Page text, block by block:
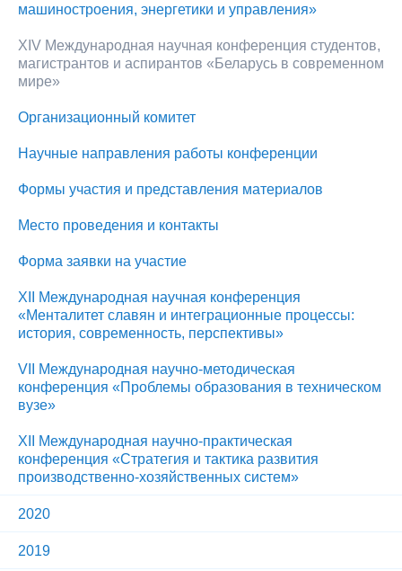
машиностроения, энергетики и управления»
XIV Международная научная конференция студентов,
магистрантов и аспирантов «Беларусь в современном
мире»
Организационный комитет
Научные направления работы конференции
Формы участия и представления материалов
Место проведения и контакты
Форма заявки на участие
XII Международная научная конференция
«Менталитет славян и интеграционные процессы:
история, современность, перспективы»
VII Международная научно-методическая
конференция «Проблемы образования в техническом
вузе»
ХII Международная научно-практическая
конференция «Стратегия и тактика развития
производственно-хозяйственных систем»
2020
2019